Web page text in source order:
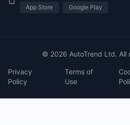
App Store Google Play
© 2026 AutoTrend Ltd. All
Privacy
Policy
Terms of
Use